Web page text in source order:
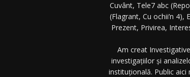
Cuvânt, Tele7 abc
(Flagrant, Cu ochii’n 4),
Prezent, Privirea,
Am creat
investigațiilor și
instituțională. Public